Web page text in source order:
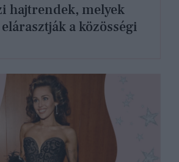
hajtrendek, melyek
a közösségi